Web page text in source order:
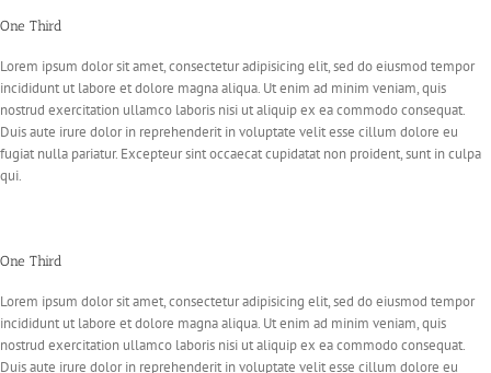
One Third
Lorem ipsum dolor sit amet, consectetur adipisicing elit, sed do eiusmod tempor
incididunt ut labore et dolore magna aliqua. Ut enim ad minim veniam, quis
nostrud exercitation ullamco laboris nisi ut aliquip ex ea commodo consequat.
Duis aute irure dolor in reprehenderit in voluptate velit esse cillum dolore eu
fugiat nulla pariatur. Excepteur sint occaecat cupidatat non proident, sunt in culpa
qui.
One Third
Lorem ipsum dolor sit amet, consectetur adipisicing elit, sed do eiusmod tempor
incididunt ut labore et dolore magna aliqua. Ut enim ad minim veniam, quis
nostrud exercitation ullamco laboris nisi ut aliquip ex ea commodo consequat.
Duis aute irure dolor in reprehenderit in voluptate velit esse cillum dolore eu